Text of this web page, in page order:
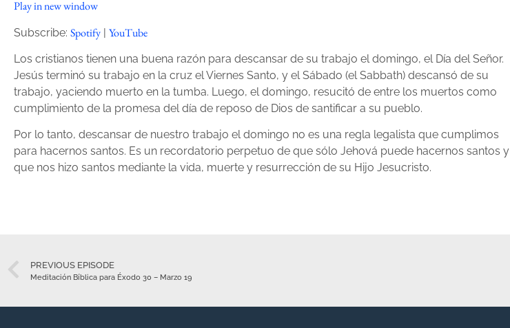
Spotify
RSS FEED
SHARE
LINK
EMBED
Play in new window
Subscribe: Spotify | YouTube
Los cristianos tienen una buena razón para descansar de su trabajo el domingo, el Día del Señor.
Jesús terminó su trabajo en la cruz el Viernes Santo, y el Sábado (el Sabbath) descansó de su
trabajo, yaciendo muerto en la tumba. Luego, el domingo, resucitó de entre los muertos como
cumplimiento de la promesa del día de reposo de Dios de santificar a su pueblo.
Por lo tanto, descansar de nuestro trabajo el domingo no es una regla legalista que cumplimos
para hacernos santos. Es un recordatorio perpetuo de que sólo Jehová puede hacernos santos y
que nos hizo santos mediante la vida, muerte y resurrección de su Hijo Jesucristo.
PREVIOUS EPISODE
Meditación Bíblica para Éxodo 30 – Marzo 19